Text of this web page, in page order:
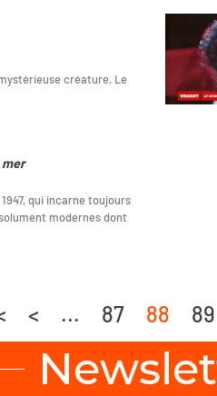
créature, Le
qui incarne toujours
modernes dont
< ... 87 88 89